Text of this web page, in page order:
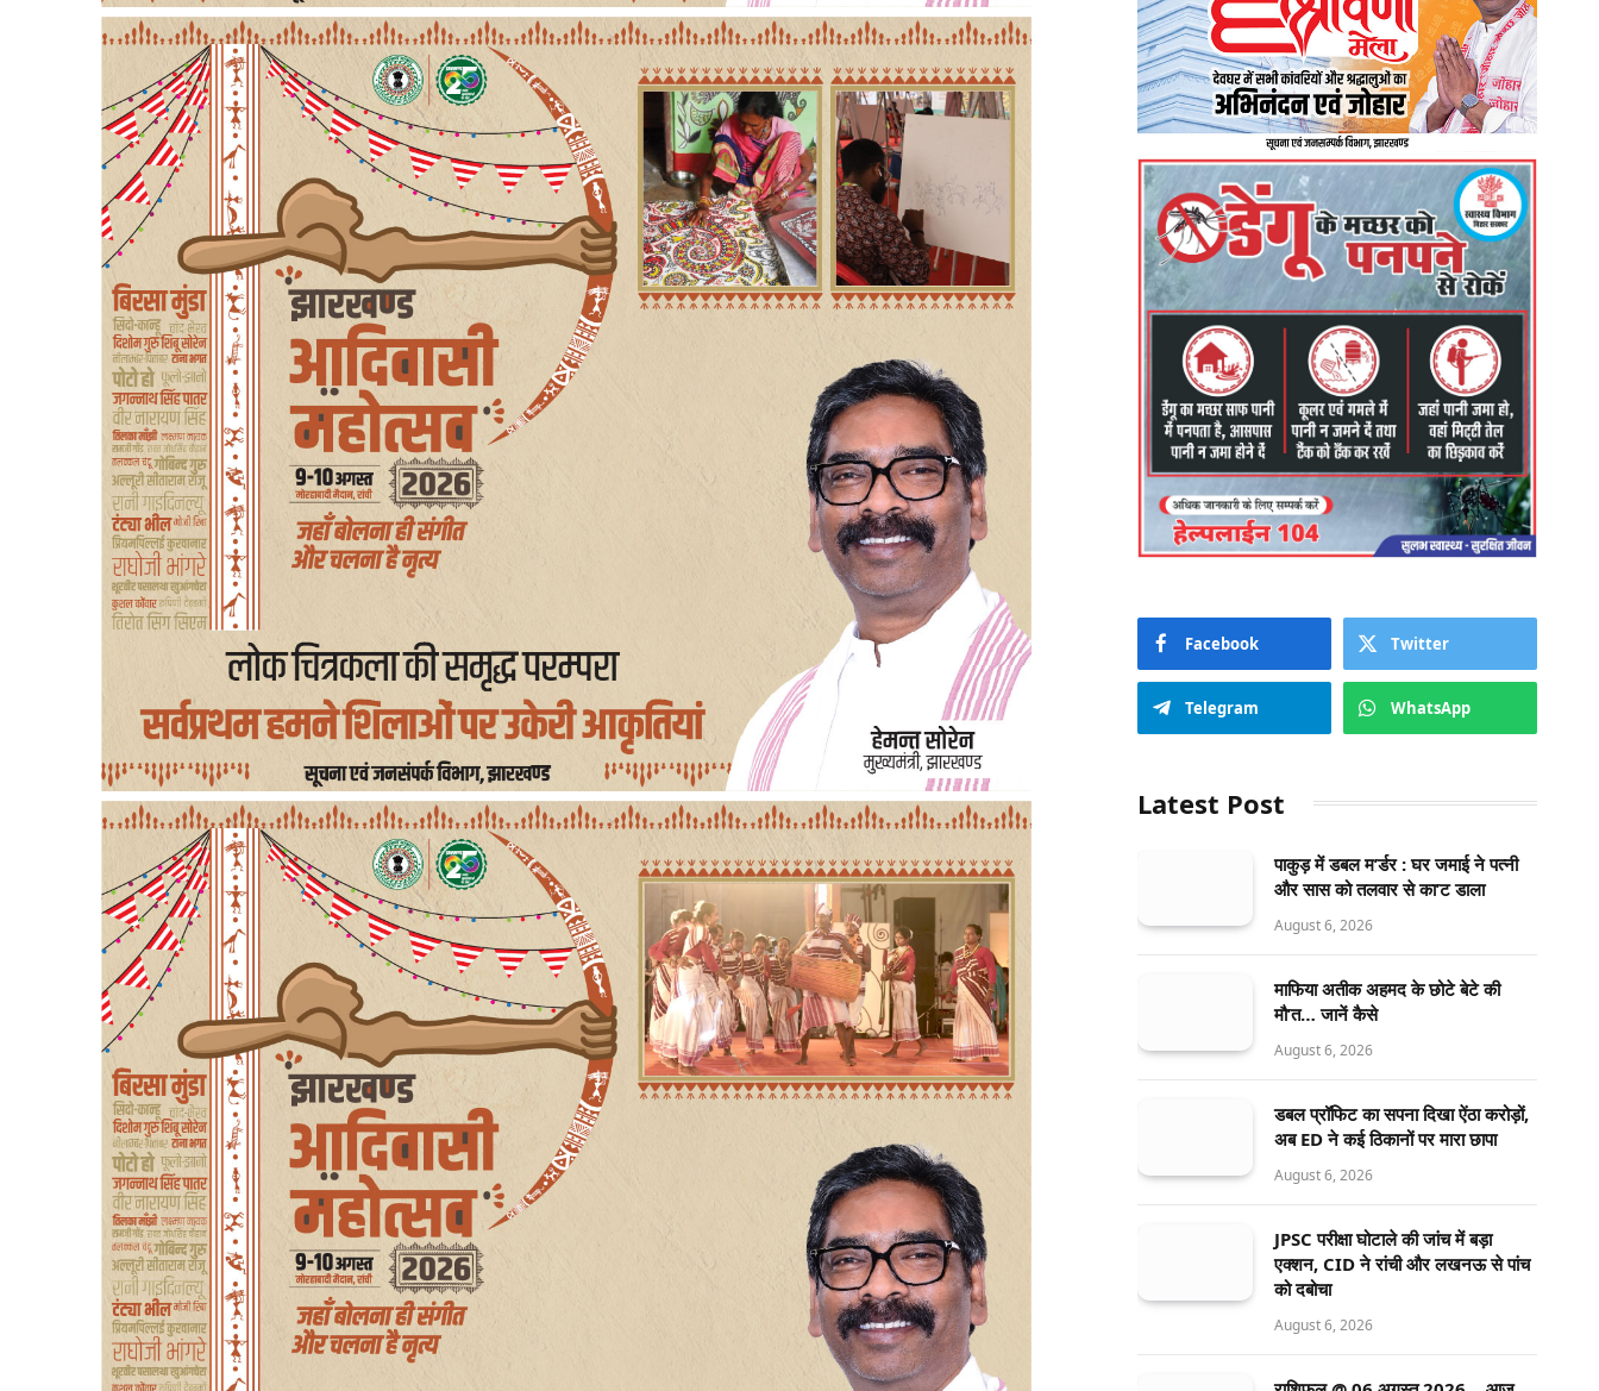
Facebook Twitter
Telegram WhatsApp
Latest Post
पाकुड़ में डबल म’र्डर : घर जमाई ने पत्नी
और सास को तलवार से का’ट डाला
August 6, 2026
माफिया अतीक अहमद के छोटे बेटे की
मौ’त… जानें कैसे
August 6, 2026
डबल प्रॉफिट का सपना दिखा ऐंठा करोड़ों,
अब ED ने कई ठिकानों पर मारा छापा
August 6, 2026
JPSC परीक्षा घोटाले की जांच में बड़ा
एक्शन, CID ने रांची और लखनऊ से पांच
को दबोचा
August 6, 2026